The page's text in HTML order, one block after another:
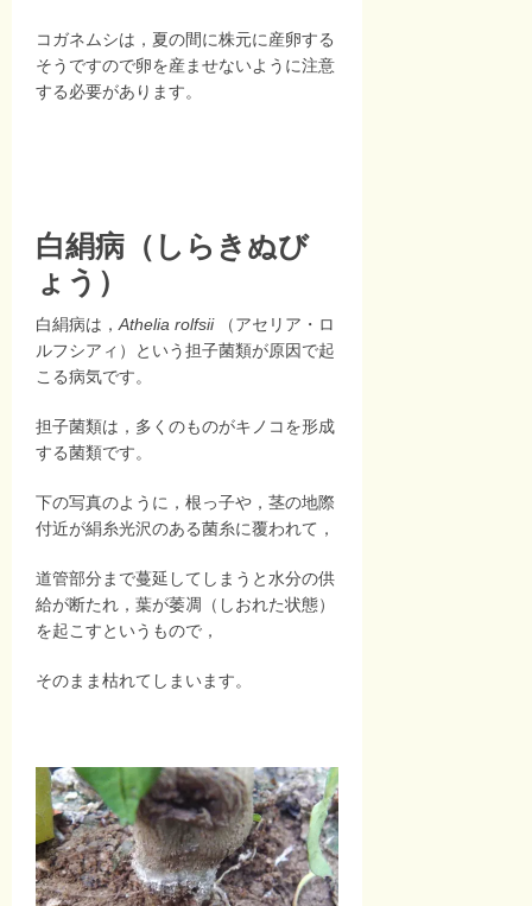
コガネムシは，夏の間に株元に産卵する
そうですので卵を産ませないように注意
する必要があります。
白絹病（しらきぬび
ょう）
白絹病は， Athelia rolfsii（アセリア・ロ
ルフシアィ）という担子菌類が原因で起
こる病気です。
担子菌類は，多くのものがキノコを形成
する菌類です。
下の写真のように，根っ子や，茎の地際
付近が絹糸光沢のある菌糸に覆われて，
道管部分まで蔓延してしまうと水分の供
給が断たれ，葉が萎凋（しおれた状態）
を起こすというもので，
そのまま枯れてしまいます。